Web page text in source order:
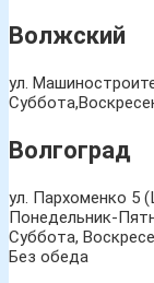
Волжский
ул.
Волгоград
ул. Пархоменко 5
Понедельник-
Суббота,
Без обеда